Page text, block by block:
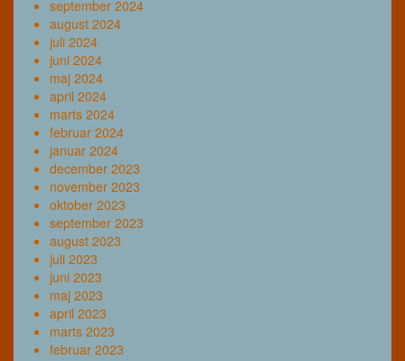
september 2024
august 2024
juli 2024
juni 2024
maj 2024
april 2024
marts 2024
februar 2024
januar 2024
december 2023
november 2023
oktober 2023
september 2023
august 2023
juli 2023
juni 2023
maj 2023
april 2023
marts 2023
februar 2023